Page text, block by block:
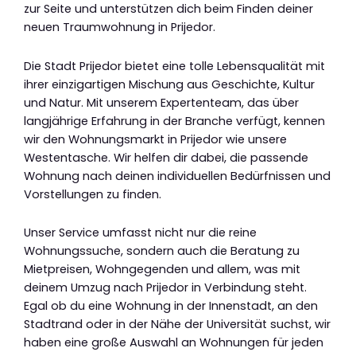
zur Seite und unterstützen dich beim Finden deiner
neuen Traumwohnung in Prijedor.
Die Stadt Prijedor bietet eine tolle Lebensqualität mit
ihrer einzigartigen Mischung aus Geschichte, Kultur
und Natur. Mit unserem Expertenteam, das über
langjährige Erfahrung in der Branche verfügt, kennen
wir den Wohnungsmarkt in Prijedor wie unsere
Westentasche. Wir helfen dir dabei, die passende
Wohnung nach deinen individuellen Bedürfnissen und
Vorstellungen zu finden.
Unser Service umfasst nicht nur die reine
Wohnungssuche, sondern auch die Beratung zu
Mietpreisen, Wohngegenden und allem, was mit
deinem Umzug nach Prijedor in Verbindung steht.
Egal ob du eine Wohnung in der Innenstadt, an den
Stadtrand oder in der Nähe der Universität suchst, wir
haben eine große Auswahl an Wohnungen für jeden